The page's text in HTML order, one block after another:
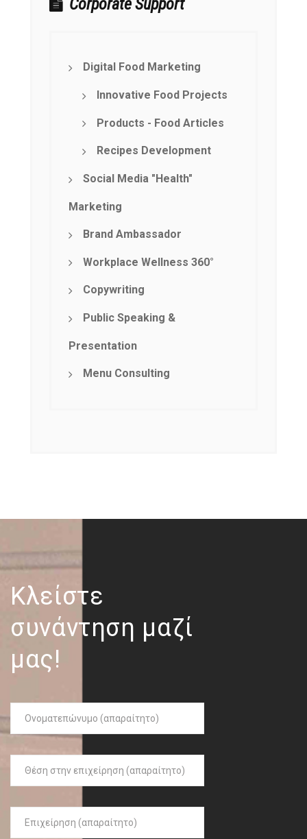
Corporate Support
Digital Food Marketing
Innovative Food Projects
Products - Food Articles
Recipes Development
Social Media "Health"
Marketing
Brand Ambassador
Workplace Wellness 360°
Copywriting
Public Speaking &
Presentation
Menu Consulting
Κλείστε
συνάντηση μαζί
μας!